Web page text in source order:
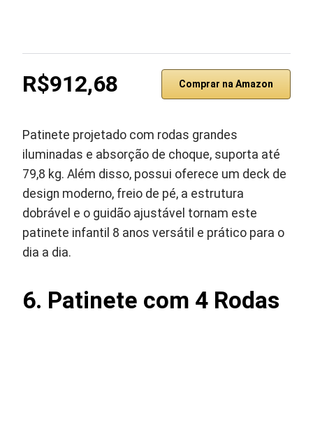
R$912,68 Comprar na Amazon
Patinete projetado com rodas grandes
iluminadas e absorção de choque, suporta até
79,8 kg. Além disso, possui oferece um deck de
design moderno, freio de pé, a estrutura
dobrável e o guidão ajustável tornam este
patinete infantil 8 anos versátil e prático para o
dia a dia.
6. Patinete com 4 Rodas